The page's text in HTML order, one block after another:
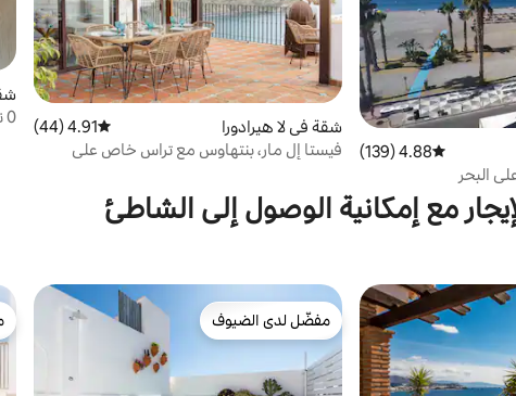
متوسط التقييم 4.88 من 5، 139 مراجعات
4.88 (139)
البحر
شقة في لا هيرادورا متوسط التقييم 4.91 من 5، 44 مراجعات
4.91 (44)
فيستا إل مار، بنتهاوس مع تراس خاص على
0 نام وأنت تسمع صوت أمواج البحر
مع إمكانية الوصول إلى الشاطئ
مفضّل لدى الضيوف
مفضّل لدى الضيوف